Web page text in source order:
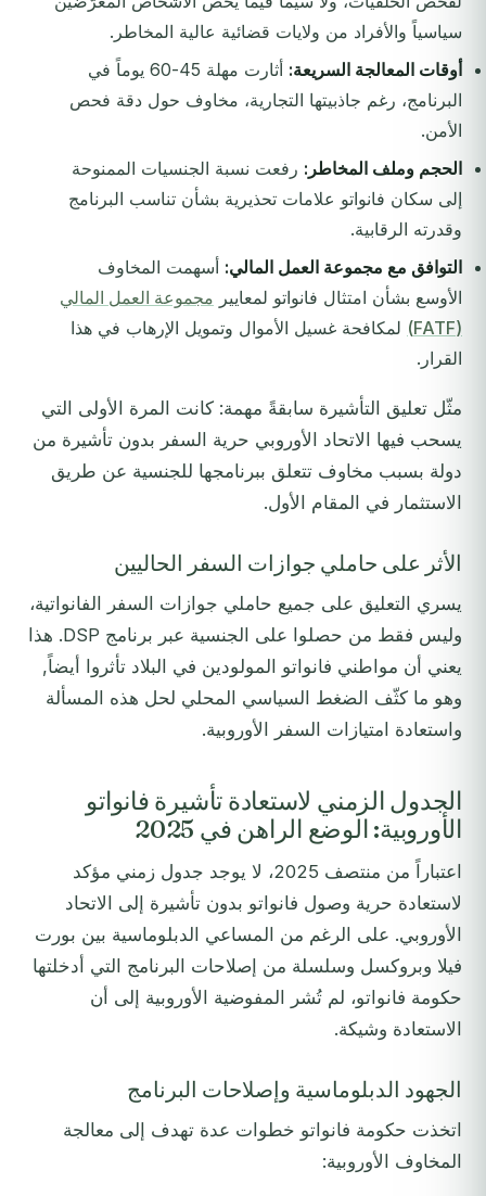
سياسياً والأفراد من ولايات قضائية عالية المخاطر.
أوقات المعالجة السريعة:
أثارت مهلة 45-60 يوماً في
البرنامج، رغم جاذبيتها التجارية، مخاوف حول دقة فحص
الأمن.
الحجم وملف المخاطر: رفعت نسبة الجنسيات الممنوحة
إلى سكان فانواتو علامات تحذيرية بشأن تناسب البرنامج
وقدرته الرقابية.
التوافق مع مجموعة العمل المالي: أسهمت المخاوف
الأوسع بشأن امتثال فانواتو لمعايير مجموعة العمل المالي
(FATF)
لمكافحة غسيل الأموال وتمويل الإرهاب في هذا
القرار.
مثّل تعليق التأشيرة سابقةً مهمة: كانت المرة الأولى التي
يسحب فيها الاتحاد الأوروبي حرية السفر بدون تأشيرة من
دولة بسبب مخاوف تتعلق ببرنامجها للجنسية عن طريق
الاستثمار في المقام الأول.
الأثر على حاملي جوازات السفر الحاليين
يسري التعليق على جميع حاملي جوازات السفر الفانواتية،
وليس فقط من حصلوا على الجنسية عبر برنامج DSP. هذا
يعني أن مواطني فانواتو المولودين في البلاد تأثروا أيضاً,
وهو ما كثّف الضغط السياسي المحلي لحل هذه المسألة
واستعادة امتيازات السفر الأوروبية.
الجدول الزمني لاستعادة تأشيرة فانواتو
الأوروبية: الوضع الراهن في 2025
اعتباراً من منتصف 2025، لا يوجد جدول زمني مؤكد
لاستعادة حرية وصول فانواتو بدون تأشيرة إلى الاتحاد
الأوروبي. على الرغم من المساعي الدبلوماسية بين بورت
فيلا وبروكسل وسلسلة من إصلاحات البرنامج التي أدخلتها
حكومة فانواتو، لم تُشر المفوضية الأوروبية إلى أن
الاستعادة وشيكة.
الجهود الدبلوماسية وإصلاحات البرنامج
اتخذت حكومة فانواتو خطوات عدة تهدف إلى معالجة
المخاوف الأوروبية: